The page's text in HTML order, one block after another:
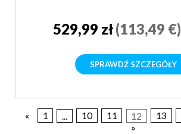
529,99 zł(113,49 €)
SPRAWDŹ SZCZEGÓŁY
« 1 10 11 12 13
»